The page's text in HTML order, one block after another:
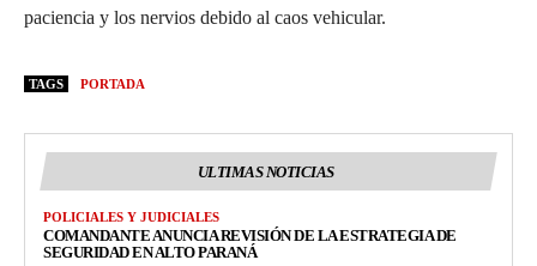
paciencia y los nervios debido al caos vehicular.
TAGS PORTADA
ULTIMAS NOTICIAS
POLICIALES Y JUDICIALES
COMANDANTE ANUNCIA REVISIÓN DE LA ESTRATEGIA DE
SEGURIDAD EN ALTO PARANÁ